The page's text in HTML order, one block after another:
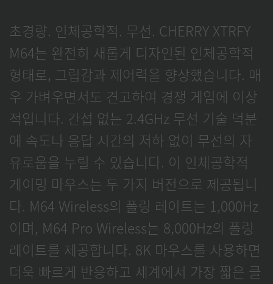
초경량. 인체공학적. 무선. CHERRY XTRFY
M64는 완전히 새롭게 디자인된 인체공학적
형태로, 그립감과 제어력을 향상했습니다. 매
우 가벼우면서도 견고하여 경쟁 게임에 이상
적입니다. 간섭 없는 2.4GHz 무선 기술 덕분
에 속도나 응답 시간의 저하 없이 무선의 자
유로움을 누릴 수 있습니다. 이 인체공학적
게이밍 마우스는 두 가지 버전으로 제공됩니
다. M64 Wireless의 폴링 레이트는 1,000Hz
이며, M64 Pro Wireless는 8,000Hz의 폴링
레이트를 제공합니다. 8K 마우스를 사용하면
더욱 빠르게 반응하고 세계에서 가장 짧은 클